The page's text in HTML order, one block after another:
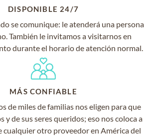
DISPONIBLE 24/7
se comunique: le atenderá una persona
También le invitamos a visitarnos en
durante el horario de atención normal.
MÁS CONFIABLE
de miles de familias nos eligen para que
y de sus seres queridos; eso nos coloca a
cualquier otro proveedor en América del